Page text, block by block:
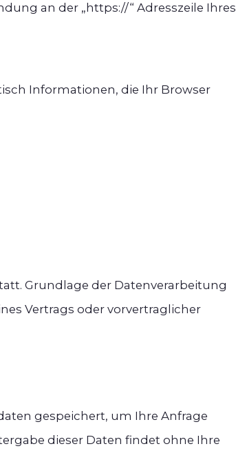
an der „https://“ Adresszeile Ihres
Informationen, die Ihr Browser
Grundlage der Datenverarbeitung
Vertrags oder vorvertraglicher
gespeichert, um Ihre Anfrage
dieser Daten findet ohne Ihre